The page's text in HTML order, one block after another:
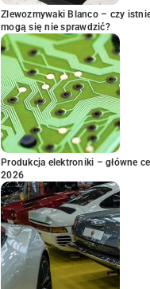
Zlewozmywaki Blanco – czy
mogą się nie sprawdzić?
Produkcja elektroniki – główne
2026